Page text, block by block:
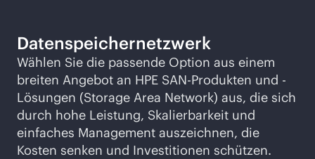
Datenspeichernetzwerk
Wählen Sie die passende Option aus einem
breiten Angebot an HPE SAN-Produkten und -
Lösungen (Storage Area Network) aus, die sich
durch hohe Leistung, Skalierbarkeit und
einfaches Management auszeichnen, die
Kosten senken und Investitionen schützen.